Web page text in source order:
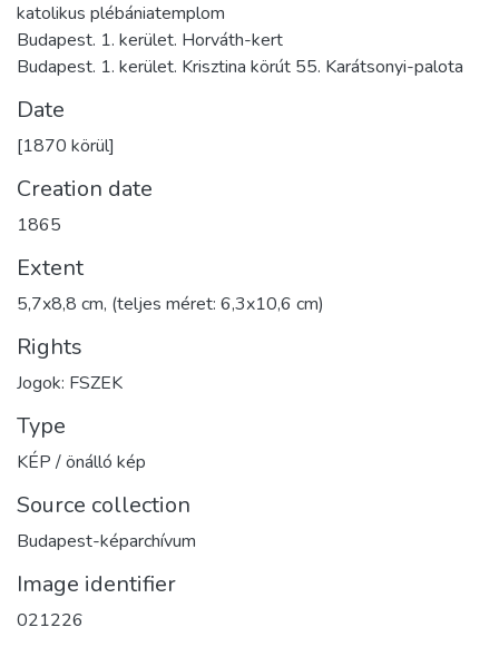
katolikus plébániatemplom
Budapest. 1. kerület. Horváth-kert
Budapest. 1. kerület. Krisztina körút 55. Karátsonyi-palota
Date
[1870 körül]
Creation date
1865
Extent
5,7x8,8 cm, (teljes méret: 6,3x10,6 cm)
Rights
Jogok: FSZEK
Type
KÉP / önálló kép
Source collection
Budapest-képarchívum
Image identifier
021226